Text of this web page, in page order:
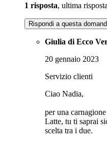
1 risposta, ultima
Rispondi a questa
Giulia di Ecco
20 gennaio 2023
Servizio clienti
Ciao Nadia,
per una
Latte, tu ti saprai
scelta tra i due.